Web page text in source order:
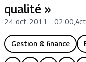
qualité »
24 oct. 2011 - 02:00
Gestion & finance